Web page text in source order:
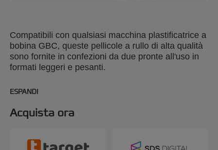
Compatibili con qualsiasi macchina plastificatrice a
bobina GBC, queste pellicole a rullo di alta qualità
sono fornite in confezioni da due pronte all'uso in
formati leggeri e pesanti.
ESPANDI
Acquista ora